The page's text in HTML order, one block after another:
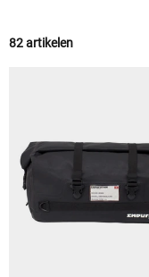
82 artikelen